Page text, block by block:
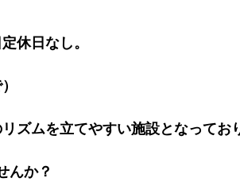
休日なし。
ズムを立てやすい施設となってお
んか？